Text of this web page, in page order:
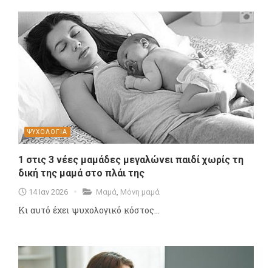
ΨΥΧΟΛΟΓΙΑ
1 στις 3 νέες μαμάδες μεγαλώνει παιδί χωρίς τη
δική της μαμά στο πλάι της
14 Ιαν 2026 Μαμά Μόνη μαμά
Κι αυτό έχει ψυχολογικό κόστος...